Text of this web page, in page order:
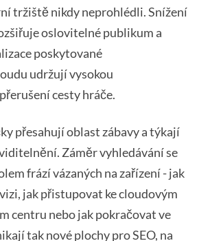
tržiště nikdy neprohlédli. Snížení
oslovitelné publikum a
poskytované
udržují vysokou
cesty hráče.
přesahují oblast zábavy a týkají
Záměr vyhledávání se
frází vázaných na zařízení - jak
jak přistupovat ke cloudovým
centru nebo jak pokračovat ve
tak nové plochy pro SEO, na